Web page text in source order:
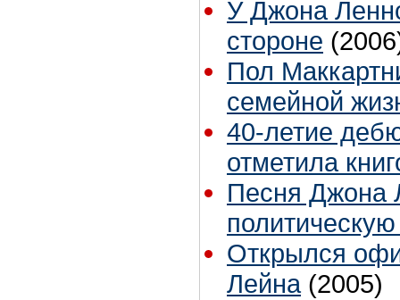
У Джона
стороне
Пол
семейной
40-летие
отметила
Песня Джона
Открылся
Лейна (2005)